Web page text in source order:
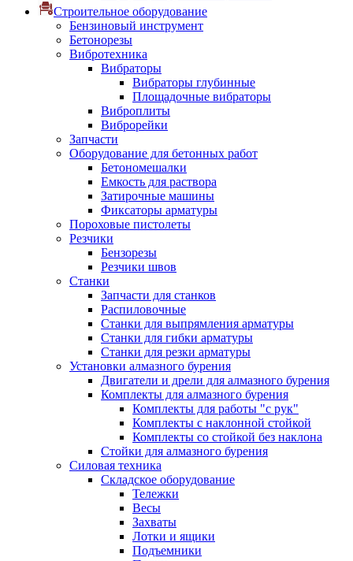
Строительное оборудование
Бензиновый инструмент
Бетонорезы
Вибротехника
Вибраторы
Вибраторы глубинные
Площадочные вибраторы
Виброплиты
Виброрейки
Запчасти
Оборудование для бетонных работ
Бетономешалки
Емкость для раствора
Затирочные машины
Фиксаторы арматуры
Пороховые пистолеты
Резчики
Бензорезы
Резчики швов
Станки
Запчасти для станков
Распиловочные
Станки для выпрямления арматуры
Станки для гибки арматуры
Станки для резки арматуры
Установки алмазного бурения
Двигатели и дрели для алмазного бурения
Комплекты для алмазного бурения
Комплекты для работы "с рук"
Комплекты с наклонной стойкой
Комплекты со стойкой без наклона
Стойки для алмазного бурения
Силовая техника
Складское оборудование
Тележки
Весы
Захваты
Лотки и ящики
Подъемники